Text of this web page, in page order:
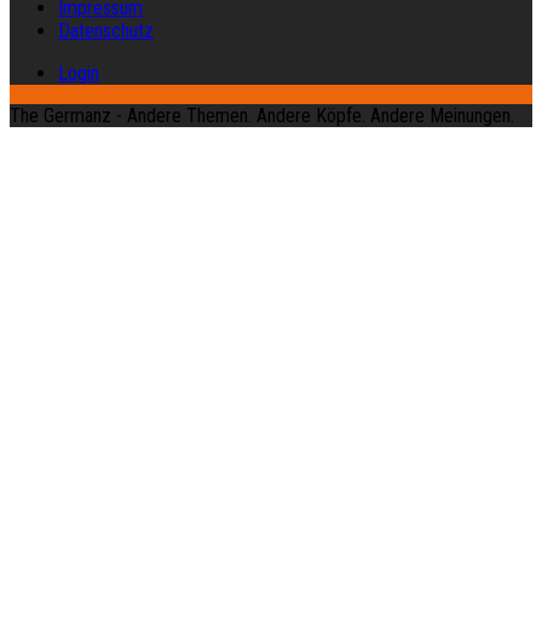
Impressum
Datenschutz
Login
The Germanz - Andere Themen. Andere Köpfe. Andere Meinungen.